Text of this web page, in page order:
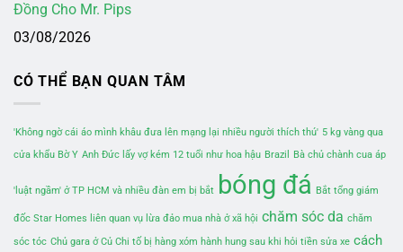
Đồng Cho Mr. Pips
03/08/2026
CÓ THỂ BẠN QUAN TÂM
'Không ngờ cái áo mình khâu đưa lên mạng lại nhiều người thích thú' 5 kg vàng qua
cửa khẩu Bờ Y Anh Đức lấy vợ kém 12 tuổi như hoa hậu Brazil Bà chủ chành cua áp
'luật ngầm' ở TP HCM và nhiều đàn em bị bắt bóng đá Bắt tổng giám
đốc Star Homes liên quan vụ lừa đảo mua nhà ở xã hội chăm sóc da chăm
sóc tóc Chủ gara ở Củ Chi tố bị hàng xóm hành hung sau khi hỏi tiền sửa xe cách